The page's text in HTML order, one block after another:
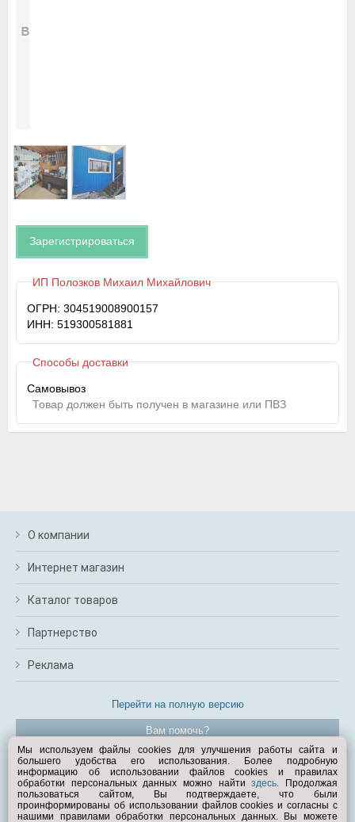
Зарегистрироваться
ИП Полозков Михаил Михайлович
ОГРН: 304519008900157
ИНН: 519300581881
Способы доставки
Самовывоз
Товар должен быть получен в магазине или ПВЗ
О компании
Интернет магазин
Каталог товаров
Партнерство
Реклама
Перейти на полную версию
Вам помочь?
© Exist.ru 1998—2026
Мы используем файлы cookies для улучшения работы сайта и
большего удобства его использования. Более подробную
информацию об использовании файлов cookies и правилах
обработки персональных данных можно найтиздесь. Продолжая
пользоваться сайтом, Вы подтверждаете, что были
проинформированы об использовании файлов cookies и согласны с
нашими правилами обработки персональных данных. Вы можете